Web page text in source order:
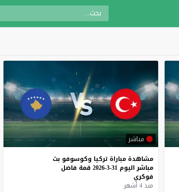
مباشر
مشاهدة مباراة تركيا وكوسوفو بث
مباشر اليوم 31-3-2026 قمة فاضل
فوكري
منذ 4 أشهر